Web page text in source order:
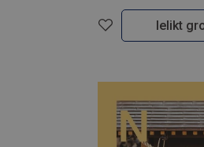
Ielikt